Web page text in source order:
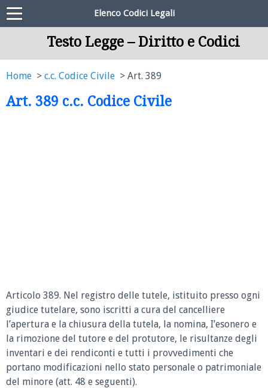
Elenco Codici Legali
Testo Legge – Diritto e Codici
Home c.c. Codice Civile Art. 389
Art. 389 c.c. Codice Civile
Articolo 389. Nel registro delle tutele, istituito presso ogni
giudice tutelare, sono iscritti a cura del cancelliere
l’apertura e la chiusura della tutela, la nomina, I’esonero e
la rimozione del tutore e del protutore, le risultanze degli
inventari e dei rendiconti e tutti i provvedimenti che
portano modificazioni nello stato personale o patrimoniale
del minore (att. 48 e seguenti).